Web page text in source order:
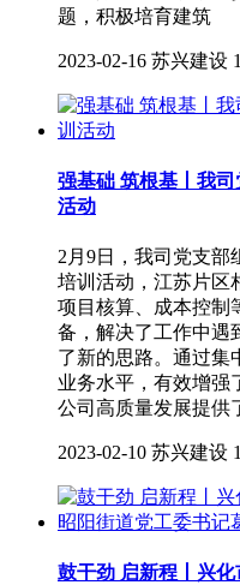
题，积极培育建筑
2023-02-16 苏兴建设
强基础 筑根基丨我司
活动
2月9日，我司党支部
培训活动，江苏片区
项目核算、成本控制
备，解决了工作中遇
了新的思路。通过集
业务水平，有效增强
公司高质量发展提供
2023-02-10 苏兴建设
鼓干劲 启新程丨兴